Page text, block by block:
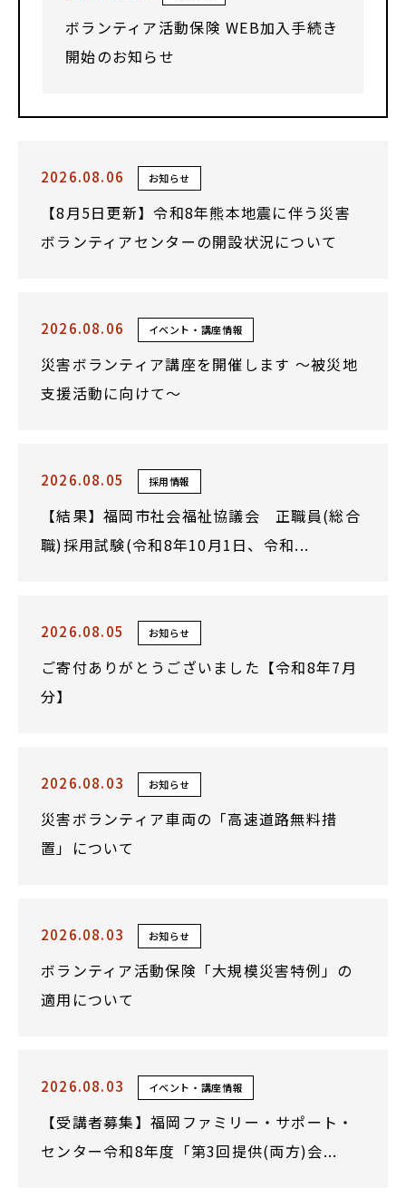
ボランティア活動保険 WEB加入手続き
開始のお知らせ
2026.08.06 お知らせ
【8月5日更新】令和8年熊本地震に伴う災害
ボランティアセンターの開設状況について
2026.08.06 イベント・講座情報
災害ボランティア講座を開催します ～被災地
支援活動に向けて～
2026.08.05 採用情報
【結果】福岡市社会福祉協議会 正職員(総合
職)採用試験(令和8年10月1日、令和...
2026.08.05 お知らせ
ご寄付ありがとうございました【令和8年7月
分】
2026.08.03 お知らせ
災害ボランティア車両の「高速道路無料措
置」について
2026.08.03 お知らせ
ボランティア活動保険「大規模災害特例」の
適用について
2026.08.03 イベント・講座情報
【受講者募集】福岡ファミリー・サポート・
センター令和8年度「第3回提供(両方)会...